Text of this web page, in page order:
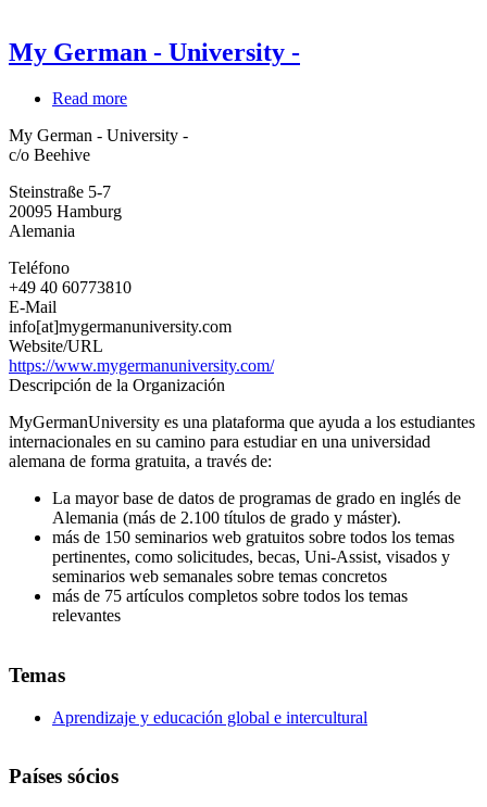
My German - University -
Read more
German
My German - University -
c/o Beehive
Steinstraße 5-7
20095 Hamburg
Alemania
Teléfono
+49 40 60773810
E-Mail
info[at]mygermanuniversity.com
Website/URL
https://www.mygermanuniversity.com/
Descripción de la Organización
MyGermanUniversity es una plataforma que ayuda a los estudiantes
internacionales en su camino para estudiar en una universidad
alemana de forma gratuita, a través de:
La mayor base de datos de programas de grado en inglés de
Alemania (más de 2.100 títulos de grado y máster).
más de 150 seminarios web gratuitos sobre todos los temas
pertinentes, como solicitudes, becas, Uni-Assist, visados y
seminarios web semanales sobre temas concretos
más de 75 artículos completos sobre todos los temas
relevantes
Temas
Aprendizaje y educación global e intercultural
Países sócios